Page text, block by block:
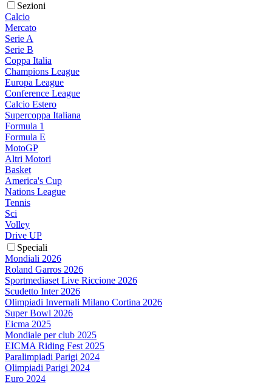
Sezioni
Calcio
Mercato
Serie A
Serie B
Coppa Italia
Champions League
Europa League
Conference League
Calcio Estero
Supercoppa Italiana
Formula 1
Formula E
MotoGP
Altri Motori
Basket
America's Cup
Nations League
Tennis
Sci
Volley
Drive UP
Speciali
Mondiali 2026
Roland Garros 2026
Sportmediaset Live Riccione 2026
Scudetto Inter 2026
Olimpiadi Invernali Milano Cortina 2026
Super Bowl 2026
Eicma 2025
Mondiale per club 2025
EICMA Riding Fest 2025
Paralimpiadi Parigi 2024
Olimpiadi Parigi 2024
Euro 2024